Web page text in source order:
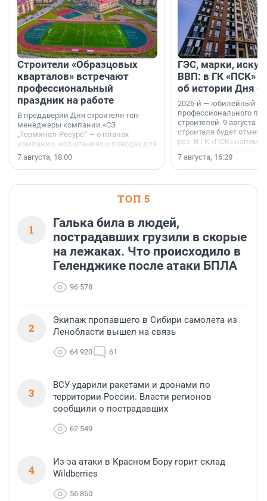
Строители «Образцовых
кварталов» встречают
профессиональный
праздник на работе
В преддверии Дня строителя топ-
менеджеры компании «СЗ
„Терминал-Ресурс“ — о планах
компании, испытаниях и поводах для
осторожного оптимизма.
7 августа, 18:00
ГЭС, марки,
ВВП: в ГК «ПСК»
об истории Дня
2026-й — юбилейный
профессионального
строителей. 9 августа
строителя будет
раз. В ГК «ПСК»
поменялась роль
7 августа, 16:20
ТОП 5
1
Галька била в людей,
пострадавших грузили в скорые
на лежаках. Что происходило в
Геленджике после атаки БПЛА
96 578
2
Экипаж пропавшего в Сибири самолета из
Ленобласти вышел на связь
64 920 61
3
ВСУ ударили ракетами и дронами по
территории России. Власти регионов
сообщили о пострадавших
62 549
4
Из-за атаки в Красном Бору горит склад
Wildberries
56 860